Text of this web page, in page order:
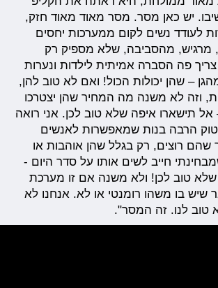
יש כאן מסר. מסר מאוד מאוד חזק,
לעודד נשים לקום ממערכות יחסים
מרגיש, מהסביבה, שלא מספיק רק
פה הסברה אמיתית לילדות ונערות
– שהן יכולות הכול! ואם לא טוב להן,
וזה לא משנה מה המחיר שהן יצטרכו
אל תישארו איפה שלא טוב לכן. אני רואה
הרבה בנות שמאפשרות לאנשים
שהם רוצים, רק בגלל שהן אוהבות או
חייב לשים אותו על סדר היום -
טוב לכן! ולא משנה אם זו מערכת
שיש בו משהו רומנטי או לא. אנחנו לא
טוב לנו. זה המסר".